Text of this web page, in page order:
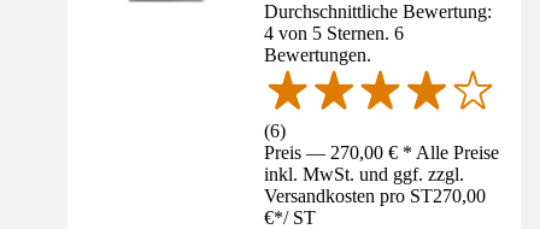
Durchschnittliche Bewertung:
4 von 5 Sternen. 6
Bewertungen.
(6)
Preis — 270,00 € * Alle Preise
inkl. MwSt. und ggf. zzgl.
Versandkosten pro ST270,00
€*/ ST